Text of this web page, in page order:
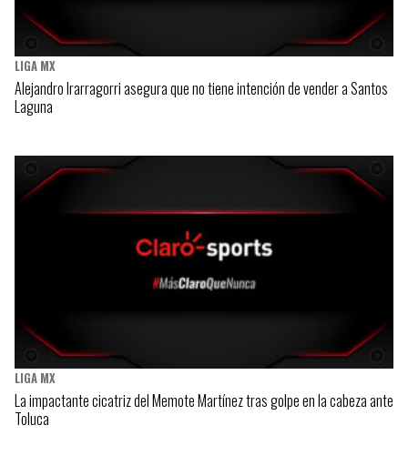
LIGA MX
Alejandro Irarragorri asegura que no tiene intención de vender a Santos
Laguna
LIGA MX
La impactante cicatriz del Memote Martínez tras golpe en la cabeza ante
Toluca